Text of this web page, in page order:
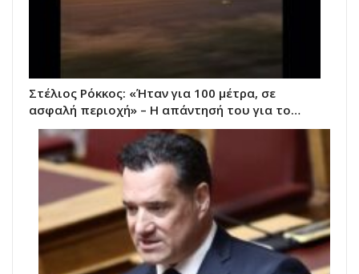
Στέλιος Ρόκκος: «Ήταν για 100 μέτρα, σε
ασφαλή περιοχή» – Η απάντησή του για το…